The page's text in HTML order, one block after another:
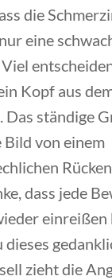
die
eine
Kopf aus
Das ständige
Bild von einem
dass jede
einreißen
dieses
zieht die